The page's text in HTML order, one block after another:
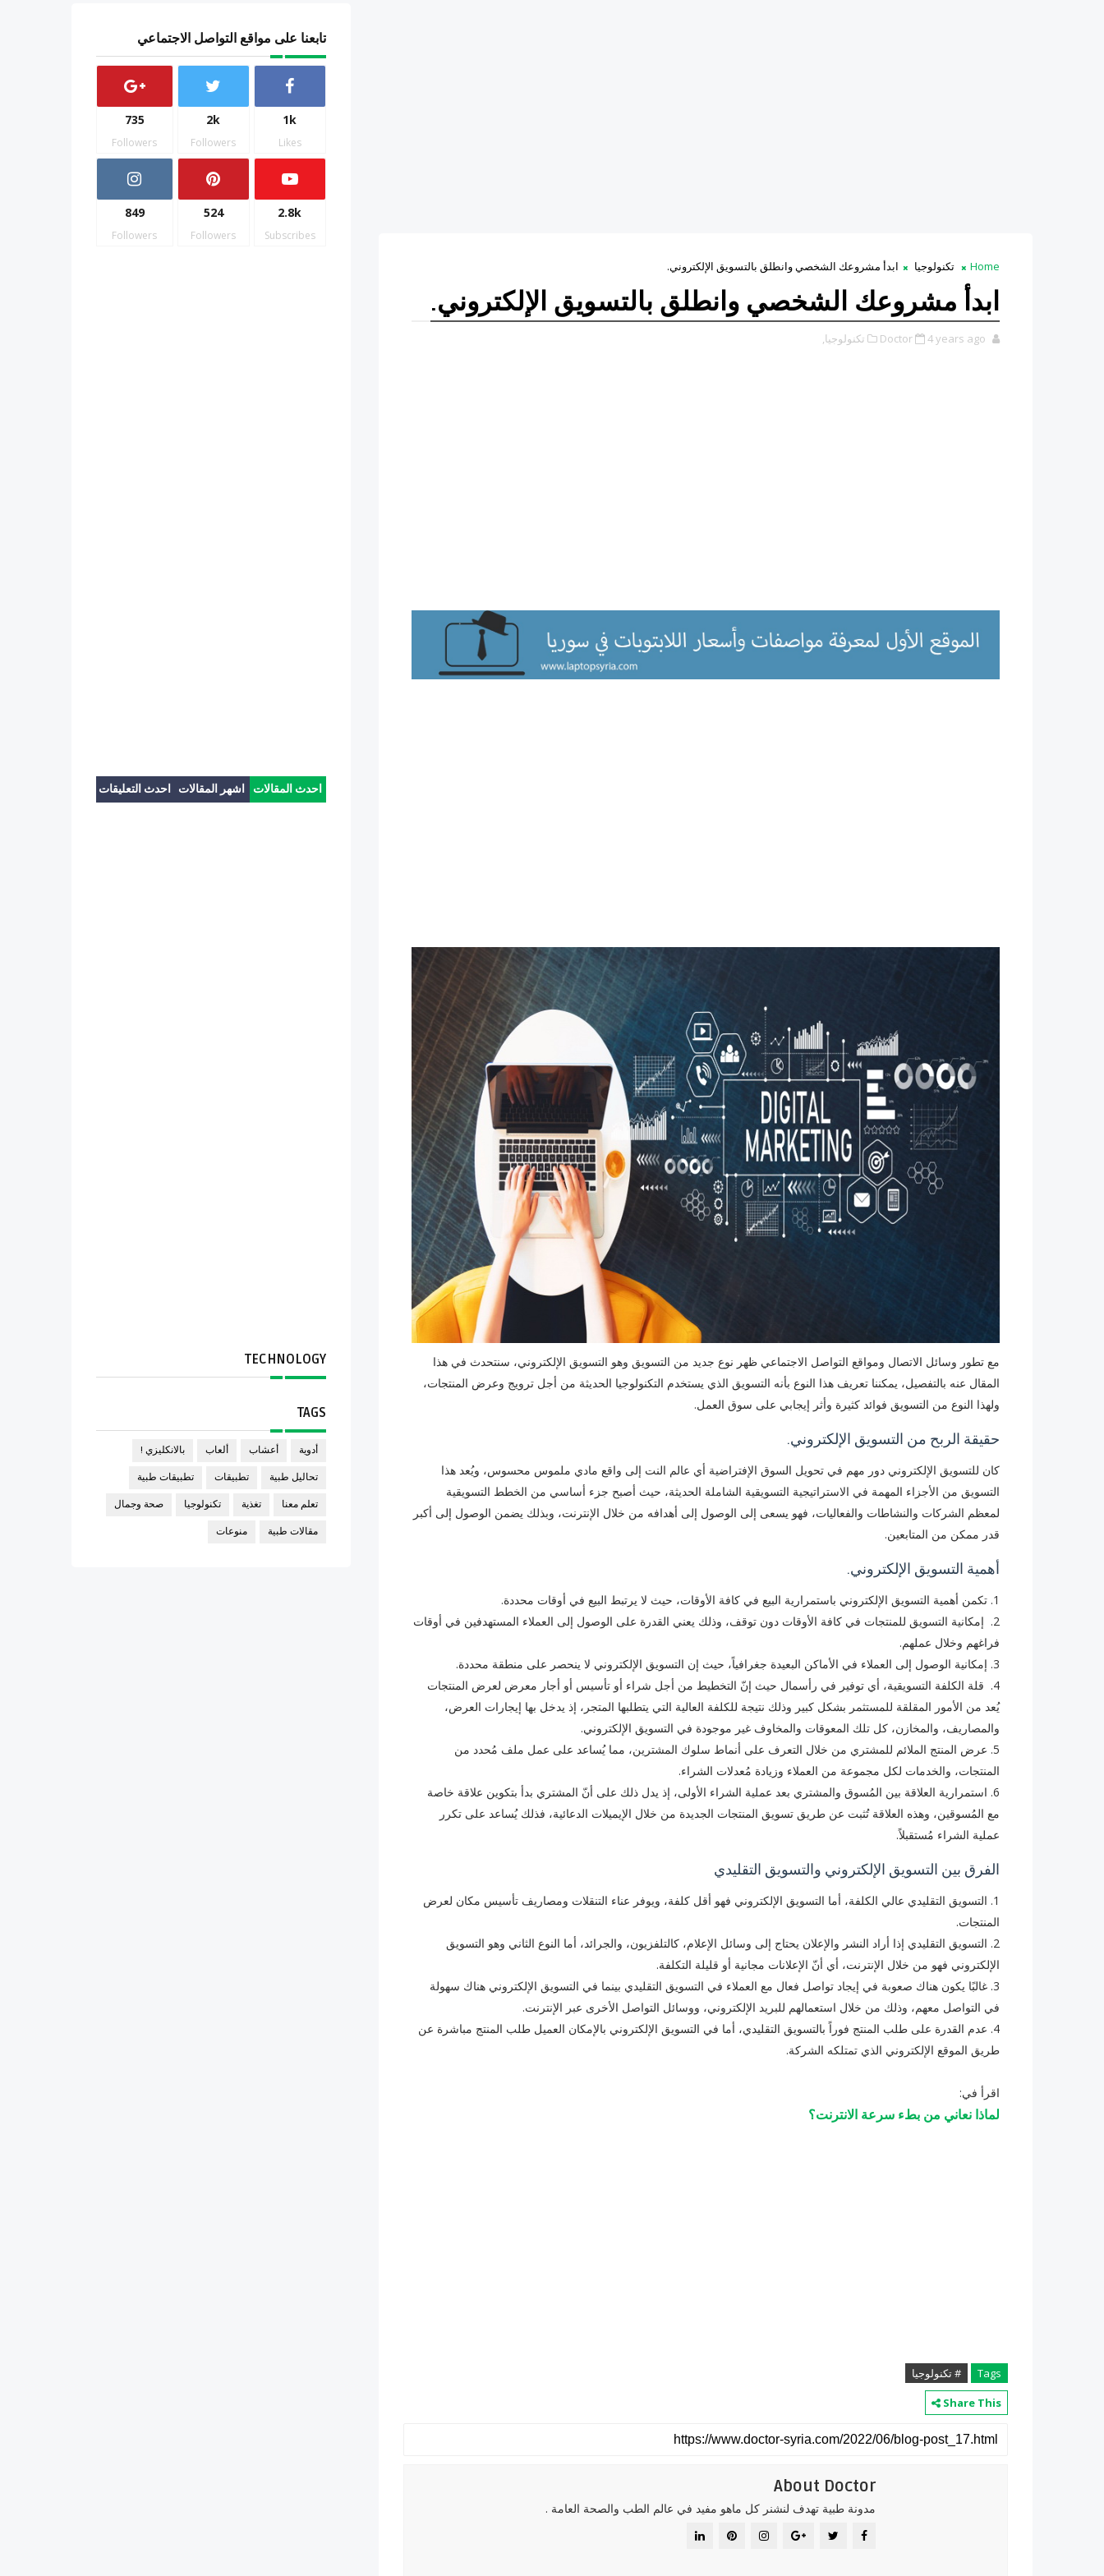
Home تكنولوجيا ابدأ مشروعك الشخصي وانطلق بالتسويق الإلكتروني.
ابدأ مشروعك الشخصي وانطلق بالتسويق الإلكتروني.
Doctor 4 years ago تكنولوجيا,
مع تطور وسائل الاتصال ومواقع التواصل الاجتماعي ظهر نوع جديد من التسويق وهو التسويق الإلكتروني، سنتحدث في هذا
المقال عنه بالتفصيل، يمكننا تعريف هذا النوع بأنه التسويق الذي يستخدم التكنولوجيا الحديثة من أجل ترويج وعرض المنتجات،
ولهذا النوع من التسويق فوائد كثيرة وأثر إيجابي على سوق العمل.
حقيقة الربح من التسويق الإلكتروني.
كان للتسويق الإلكتروني دور مهم في تحويل السوق الإفتراضية أي عالم النت إلى واقع مادي ملموس محسوس، ويُعد هذا
التسويق من الأجزاء المهمة في الاستراتيجية التسويقية الشاملة الحديثة، حيث أصبح جزء أساسي من الخطط التسويقية
لمعظم الشركات والنشاطات والفعاليات، فهو يسعى إلى الوصول إلى أهدافه من خلال الإنترنت، وبذلك يضمن الوصول إلى أكبر
قدر ممكن من المتابعين. ‏
أهمية التسويق الإلكتروني.
1. تكمن أهمية التسويق الإلكتروني باستمرارية البيع في كافة الأوقات، حيث لا يرتبط البيع في أوقات محددة.
2. ‏ إمكانية التسويق للمنتجات في كافة الأوقات دون توقف، وذلك يعني القدرة على الوصول إلى العملاء المستهدفين في أوقات
فراغهم وخلال عملهم.
3. ‏إمكانية الوصول إلى العملاء في الأماكن البعيدة جغرافياً، حيث إن التسويق الإلكتروني لا ينحصر على منطقة محددة.
4. ‏ قلة الكلفة التسويقية، أي توفير في رأسمال حيث إنّ التخطيط من أجل شراء أو تأسيس أو أجار معرض لعرض المنتجات
يُعد من الأمور المقلقة للمستثمر بشكل كبير وذلك نتيجة للكلفة العالية التي يتطلبها المتجر، إذ يدخل بها إيجارات العرض،
والمصاريف، والمخازن، كل تلك المعوقات والمخاوف غير موجودة في التسويق الإلكتروني.
5. ‏عرض المنتج الملائم للمشتري من خلال التعرف على أنماط سلوك المشترين، مما يُساعد على عمل ملف مُحدد من
المنتجات، والخدمات لكل مجموعة من العملاء وزيادة مُعدلات الشراء.
6. ‏استمرارية العلاقة بين المُسوق والمشتري بعد عملية الشراء الأولى، إذ يدل ذلك على أنّ المشتري بدأ بتكوين علاقة خاصة
مع المُسوقين، وهذه العلاقة تُثبت عن طريق تسويق المنتجات الجديدة من خلال الإيميلات الدعائية، فذلك يُساعد على تكرر
عملية الشراء مُستقبلاً.
الفرق بين التسويق الإلكتروني والتسويق التقليدي
1. التسويق التقليدي عالي الكلفة، أما التسويق الإلكتروني فهو أقل كلفة، ويوفر عناء التنقلات ومصاريف تأسيس مكان لعرض
المنتجات.
2. ‏التسويق التقليدي إذا أراد النشر والإعلان يحتاج إلى وسائل الإعلام، كالتلفزيون، والجرائد، أما النوع الثاني وهو التسويق
الإلكتروني فهو من خلال الإنترنت، أي أنّ الإعلانات مجانية أو قليلة التكلفة.
3. ‏غالبًا يكون هناك صعوبة في إيجاد تواصل فعال مع العملاء في التسويق التقليدي بينما في التسويق الإلكتروني هناك سهولة
في التواصل معهم، وذلك من خلال استعمالهم للبريد الإلكتروني، ووسائل التواصل الأخرى عبر الإنترنت.
4. ‏عدم القدرة على طلب المنتج فوراً بالتسويق التقليدي، أما في التسويق الإلكتروني بالإمكان العميل طلب المنتج مباشرة عن
طريق الموقع الإلكتروني الذي تمتلكه الشركة.
اقرأ في:
لماذا نعاني من بطء سرعة الانترنت؟
Tags
# تكنولوجيا
Share This
About Doctor
مدونة طبية تهدف لنشنر كل ماهو مفيد في عالم الطب والصحة العامة .
تابعنا على مواقع التواصل الاجتماعي
1k
Likes
2k
Followers
735
Followers
2.8k
Subscribes
524
Followers
849
Followers
احدث المقالات اشهر المقالات احدث التعليقات
TECHNOLOGY
TAGS
أدوية أعشاب ألعاب بالانكليزي !
تحاليل طبية تطبيقات تطبيقات طبية
تعلم معنا تغذية تكنولوجيا صحة وجمال
مقالات طبية منوعات